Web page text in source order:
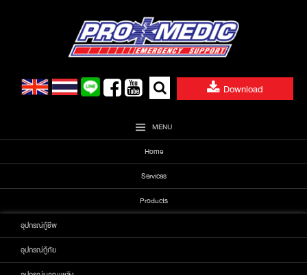
Download
Search
for:
MENU
Home
Services
Products
อุปกรณ์กู้ชีพ
อุปกรณ์กู้ภัย